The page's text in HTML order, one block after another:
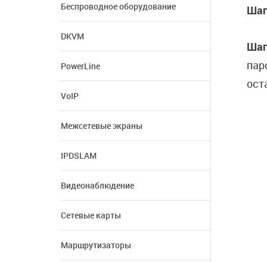
Беспроводное оборудование
DKVM
PowerLine
VoIP
Межсетевые экраны
IPDSLAM
Видеонаблюдение
Сетевые карты
Маршрутизаторы